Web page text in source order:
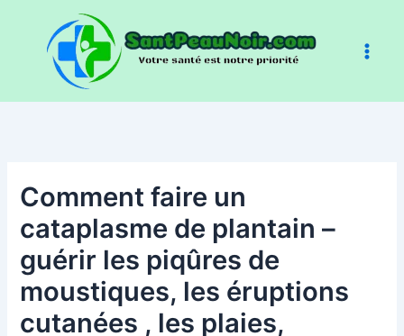
contenu
Comment faire un
cataplasme de plantain –
guérir les piqûres de
moustiques, les éruptions
cutanées , les plaies,